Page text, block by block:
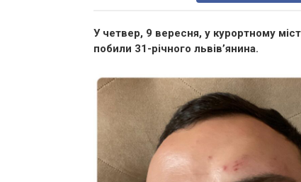
У четвер, 9 вересня, у курортному
побили 31-річного львів’янина.